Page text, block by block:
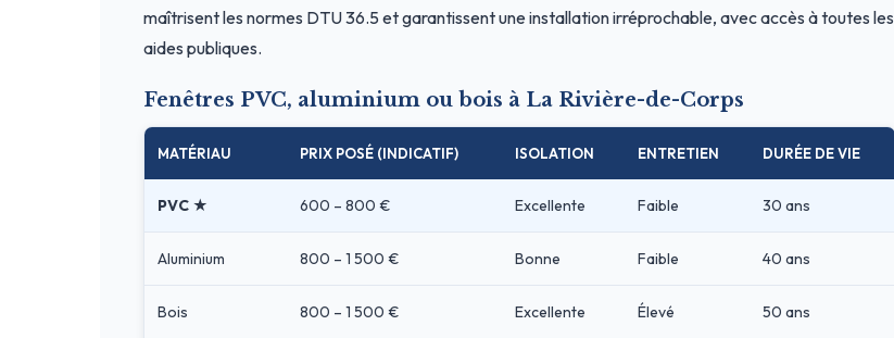
maîtrisent les normes DTU 36.5 et garantissent une installation irréprochable, avec accès à toutes les
aides publiques.
Fenêtres PVC, aluminium ou bois à La Rivière-de-Corps
MATÉRIAU PRIX POSÉ (INDICATIF) ISOLATION ENTRETIEN DURÉE DE VIE
PVC ★ 600 – 800 € Excellente Faible 30 ans
Aluminium 800 – 1 500 € Bonne Faible 40 ans
Bois 800 – 1 500 € Excellente Élevé 50 ans